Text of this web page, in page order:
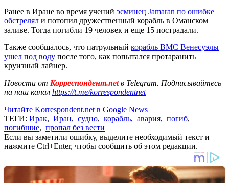
Ранее в Иране во время учений эсминец Jamaran по ошибке
обстрелял и потопил дружественный корабль в Оманском
заливе. Тогда погибли 19 человек и еще 15 пострадали.
Также сообщалось, что патрульный корабль ВМС Венесуэлы
ушел под воду после того, как попытался протаранить
круизный лайнер.
Новости от Корреспондент.netв Telegram. Подписывайтесь
на наш канал https://t.me/korrespondentnet
Читайте Korrespondent.net в Google News
ТЕГИ: Ирак, Иран, судно, корабль, авария, погиб,
погибшие, пропал без вести
Если вы заметили ошибку, выделите необходимый текст и
нажмите Ctrl+Enter, чтобы сообщить об этом редакции.